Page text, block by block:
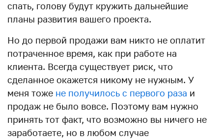
спать, голову будут кружить дальнейшие
планы развития вашего проекта.
Но до первой продажи вам никто не оплатит
потраченное время, как при работе на
клиента. Всегда существует риск, что
сделанное окажется никому не нужным. У
меня тоже не получилось с первого раза и
продаж не было вовсе. Поэтому вам нужно
принять тот факт, что возможно вы ничего не
заработаете, но в любом случае